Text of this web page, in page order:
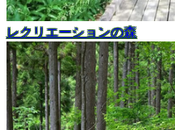
レクリエーションの森